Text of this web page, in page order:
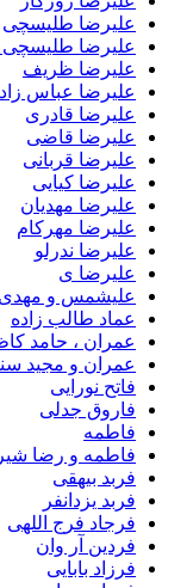
علیرضا طلیسچی
علیرضا طلیسچی
علیرضا ظریف
علیرضا عباس
علیرضا قادری
علیرضا قاضی
علیرضا قربانی
علیرضا کیایی
علیرضا مهدیان
علیرضا مهرکام
علیرضا ندرلو
علیرضا ی
علیشمس و مهدی
عماد طالب زاده
عمران ، حامد
عمران و مجید
فاتح نورایی
فاروق جدلی
فاطمه
فاطمه و رضا
فربد بیهقی
فربد یزدانفر
فرجاد فرج اللهی
فردین آر وان
فرزاد بابایی